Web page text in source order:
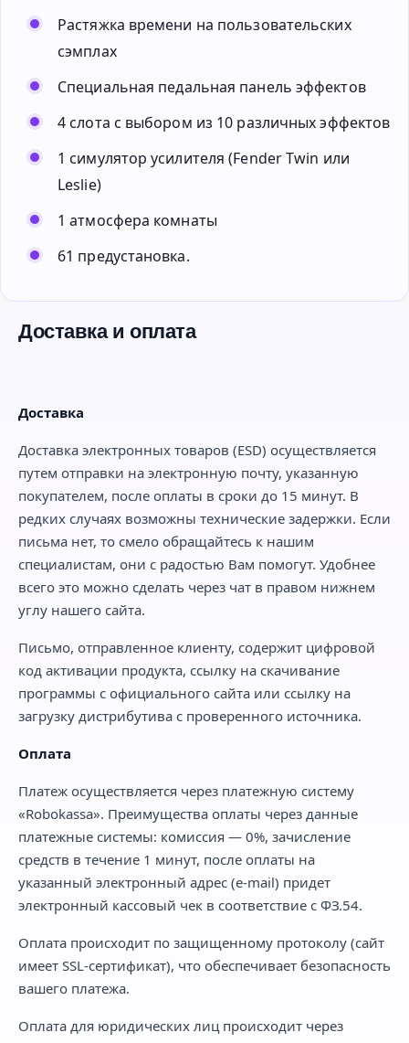
Растяжка времени на пользовательских
сэмплах
Специальная педальная панель эффектов
4 слота с выбором из 10 различных эффектов
1 симулятор усилителя (Fender Twin или
Leslie)
1 атмосфера комнаты
61 предустановка.
Доставка и оплата
Доставка
Доставка электронных товаров (ESD) осуществляется
путем отправки на электронную почту, указанную
покупателем, после оплаты в сроки до 15 минут. В
редких случаях возможны технические задержки. Если
письма нет, то смело обращайтесь к нашим
специалистам, они с радостью Вам помогут. Удобнее
всего это можно сделать через чат в правом нижнем
углу нашего сайта.
Письмо, отправленное клиенту, содержит цифровой
код активации продукта, ссылку на скачивание
программы с официального сайта или ссылку на
загрузку дистрибутива с проверенного источника.
Оплата
Платеж осуществляется через платежную систему
«Robokassa». Преимущества оплаты через данные
платежные системы: комиссия — 0%, зачисление
средств в течение 1 минут, после оплаты на
указанный электронный адрес (e-mail) придет
электронный кассовый чек в соответствие с ФЗ.54.
Оплата происходит по защищенному протоколу (сайт
имеет SSL-сертификат), что обеспечивает безопасность
вашего платежа.
Оплата для юридических лиц происходит через